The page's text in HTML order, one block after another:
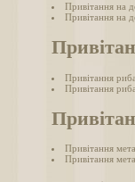
Привітання на
Привітання на
Привітання
Привітання
Привітання
Привітання